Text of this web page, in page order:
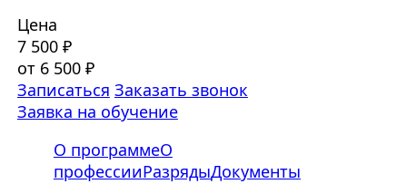
Цена
7 500 ₽
от 6 500 ₽
Записаться Заказать звонок
Заявка на обучение
О программеО
профессииРазрядыДокументы